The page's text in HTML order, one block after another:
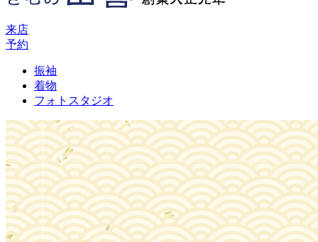
来店
予約
振袖
着物
フォトスタジオ